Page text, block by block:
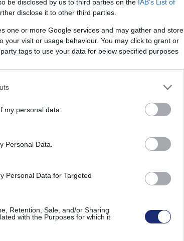
be disclosed by us to third parties on the IAB’s List of
disclose it to other third parties.
one or more Google services and may gather and store
your visit or usage behaviour. You may click to grant or
tags to use your data for below specified purposes
my personal data.
Personal Data.
Personal Data for Targeted
Retention, Sale, and/or Sharing
with the Purposes for which it
a paksiak
indított JIVE-2 (Közös
az eddigi legnagyobb
közelebb hozza a hidrogén
kapcsolódó hidrogéntöltő-
Hidrogén Egyesület szintén
hajtáslánc a